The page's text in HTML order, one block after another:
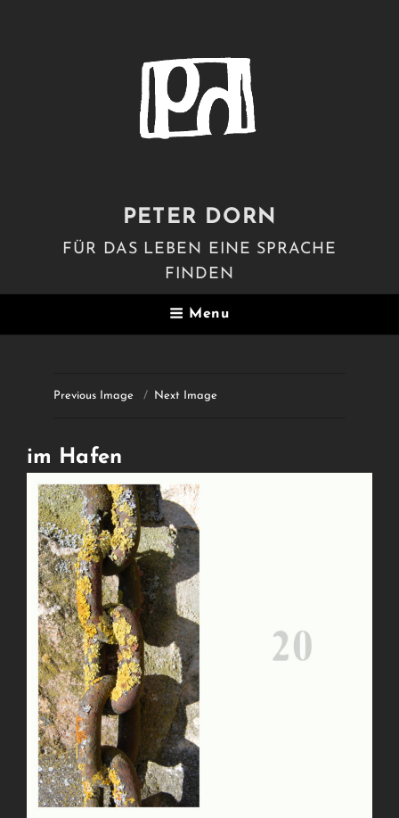
PETER DORN
FÜR DAS LEBEN EINE SPRACHE
FINDEN
Menu
Previous Image Next Image
im Hafen